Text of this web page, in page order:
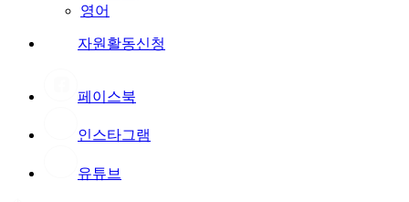
영어
자원활동신청
페이스북
인스타그램
유튜브